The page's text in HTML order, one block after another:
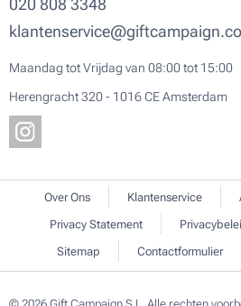
020 808 3348
Maandag tot Vrijdag van 08:00 tot 15:00
Herengracht 320 - 1016 CE Amsterdam
Over Ons Klantenservice
Privacy Statement
Sitemap
Contactformulier